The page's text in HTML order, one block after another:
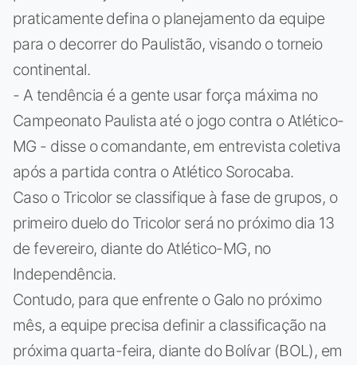
praticamente defina o planejamento da equipe
para o decorrer do Paulistão, visando o torneio
continental.
- A tendência é a gente usar força máxima no
Campeonato Paulista até o jogo contra o Atlético-
MG - disse o comandante, em entrevista coletiva
após a partida contra o Atlético Sorocaba.
Caso o Tricolor se classifique à fase de grupos, o
primeiro duelo do Tricolor será no próximo dia 13
de fevereiro, diante do Atlético-MG, no
Independência.
Contudo, para que enfrente o Galo no próximo
mês, a equipe precisa definir a classificação na
próxima quarta-feira, diante do Bolívar (BOL), em